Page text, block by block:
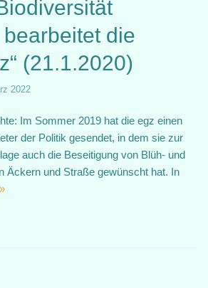
die
(21.1.2020)
2022
Im Sommer 2019 hat die egz einen
der Politik gesendet, in dem sie zur
auch die Beseitigung von Blüh- und
Äckern und Straße gewünscht hat. In